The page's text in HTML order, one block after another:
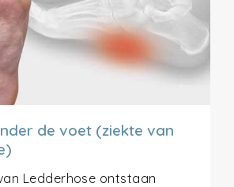
de voet (ziekte van
Ledderhose ontstaan